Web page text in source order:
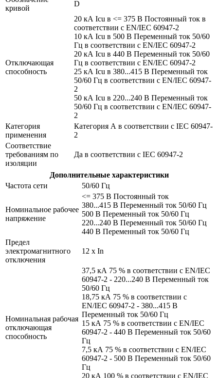
кривой
D
Отключающая
способность
20 кА Icu в <= 375 В Постоянный ток в
соответствии с EN/IEC 60947-2
10 кА Icu в 500 В Переменный ток 50/60
Гц в соответствии с EN/IEC 60947-2
20 кА Icu в 440 В Переменный ток 50/60
Гц в соответствии с EN/IEC 60947-2
25 кА Icu в 380...415 В Переменный ток
50/60 Гц в соответствии с EN/IEC 60947-
2
50 кА Icu в 220...240 В Переменный ток
50/60 Гц в соответствии с EN/IEC 60947-
2
Категория
применения
Категория А в соответствии с IEC 60947-
2
Соответствие
требованиям по
изоляции
Да в соответствии с IEC 60947-2
Дополнительные характеристики
Частота сети
50/60 Гц
Номинальное рабочее
напряжение
<= 375 В Постоянный ток
380...415 В Переменный ток 50/60 Гц
500 В Переменный ток 50/60 Гц
220...240 В Переменный ток 50/60 Гц
440 В Переменный ток 50/60 Гц
Предел
электромагнитного
отключения
12 x In
Номинальная рабочая
отключающая
способность
37,5 кА 75 % в соответствии с EN/IEC
60947-2 - 220...240 В Переменный ток
50/60 Гц
18,75 кА 75 % в соответствии с
EN/IEC 60947-2 - 380...415 В
Переменный ток 50/60 Гц
15 кА 75 % в соответствии с EN/IEC
60947-2 - 440 В Переменный ток 50/60
Гц
7,5 кА 75 % в соответствии с EN/IEC
60947-2 - 500 В Переменный ток 50/60
Гц
20 кА 100 % в соответствии с EN/IEC